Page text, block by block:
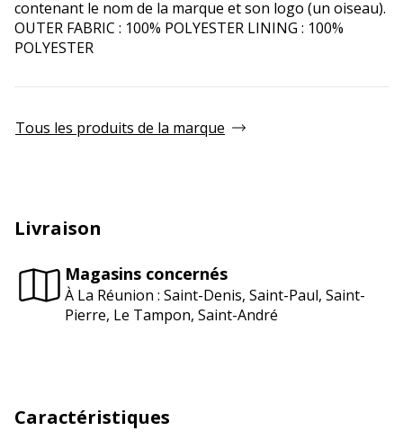
contenant le nom de la marque et son logo (un oiseau).
OUTER FABRIC : 100% POLYESTER LINING : 100%
POLYESTER
Tous les produits de la marque
Livraison
Magasins concernés
À La Réunion : Saint-Denis, Saint-Paul, Saint-
Pierre, Le Tampon, Saint-André
Caractéristiques